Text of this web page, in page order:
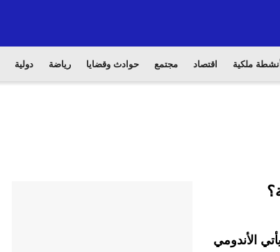
أنشطة ملكية اقتصاد مجتمع حوادث وقضايا رياضة دولية
الأندومي